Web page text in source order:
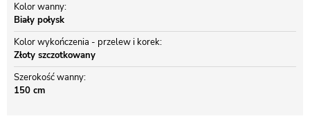
Kolor wanny
Biały połysk
Kolor wykończenia - przelew i korek
Złoty szczotkowany
Szerokość wanny
150 cm